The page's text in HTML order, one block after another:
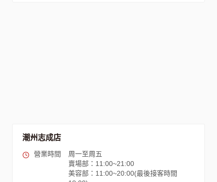
潮州志成店
營業時間
周一至周五
賣場部：11:00~21:00
美容部：11:00~20:00(最後接客時間